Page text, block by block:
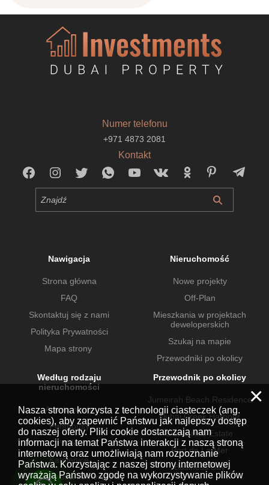
Numer telefonu
+971 4873 2081
Kontakt
Nawigacja
Strona główna
FAQ
Skontaktuj się z nami
Polityka Prywatności
Mapa strony
Nieruchomość
Nowe projekty
Off-Plan
Mieszkania w projektach
deweloperskich
Szukaj na mapie
Przewodniki po okolicy
Według rodzaju
nieruchomości
Apartamenty
Penthousy
Wille
Kamienice
Nieruchomości komercyjne
Przewodnik po okolicy
Jumeirah Beach Residence
Dubai Creek Harbour
Dubai Hills Estate
Port de La Mer
Business Bay
×
Nasza strona korzysta z technologii ciasteczek (ang.
cookies), aby zapewnić Państwu jak najlepszy dostęp
do naszej oferty. Pliki cookie dostarczają nam
informacji na temat Państwa interakcji z naszą stroną
internetową oraz umożliwiają nam rozpoznanie
Państwa. Korzystając z naszej strony internetowej
wyrażają Państwo zgodę na wykorzystywanie plików